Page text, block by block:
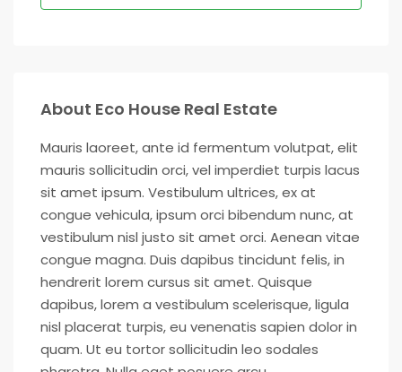
About Eco House Real Estate
Mauris laoreet, ante id fermentum volutpat, elit
mauris sollicitudin orci, vel imperdiet turpis lacus
sit amet ipsum. Vestibulum ultrices, ex at
congue vehicula, ipsum orci bibendum nunc, at
vestibulum nisl justo sit amet orci. Aenean vitae
congue magna. Duis dapibus tincidunt felis, in
hendrerit lorem cursus sit amet. Quisque
dapibus, lorem a vestibulum scelerisque, ligula
nisl placerat turpis, eu venenatis sapien dolor in
quam. Ut eu tortor sollicitudin leo sodales